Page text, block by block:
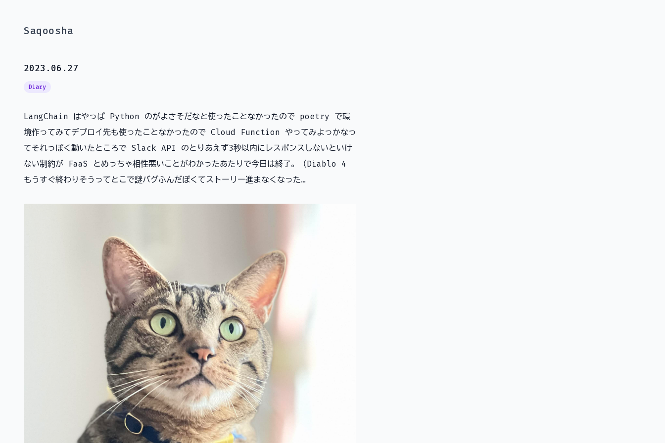
Saqoosha
2023.06.27
Diary
LangChain はやっぱ Python のがよさそだなと使ったことなかったので poetry で環
境作ってみてデプロイ先も使ったことなかったので Cloud Function やってみよっかなっ
てそれっぽく動いたところで Slack API のとりあえず3秒以内にレスポンスしないといけ
ない制約が FaaS とめっちゃ相性悪いことがわかったあたりで今日は終了。（Diablo 4
もうすぐ終わりそうってとこで謎バグふんだぽくてストーリー進まなくなった…